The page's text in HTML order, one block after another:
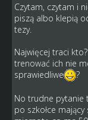
Czytam, czytam i
piszą albo klepią
tezy.
Najwięcej traci
trenować ich nie
sprawiedliwe
?
No trudne pytanie
po szkołce